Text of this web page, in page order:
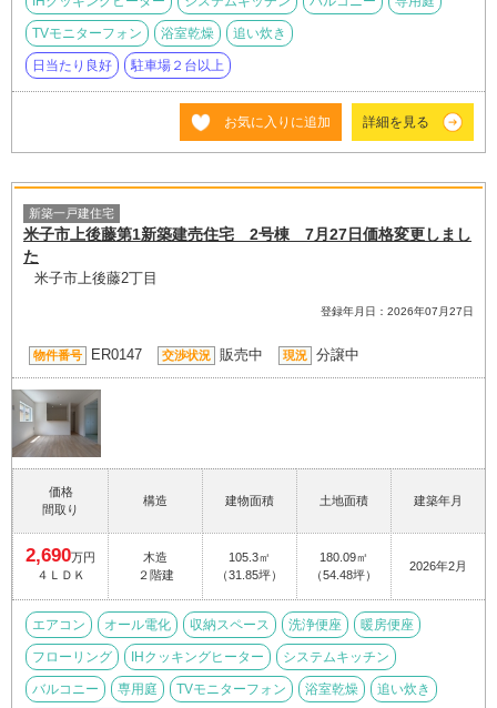
TVモニターフォン 浴室乾燥 追い炊き
日当たり良好 駐車場２台以上
お気に入りに追加 詳細を見る
新築一戸建住宅
米子市上後藤第1新築建売住宅 2号棟 7月27日価格変更しまし
た
米子市上後藤2丁目
登録年月日：2026年07月27日
物件番号 ER0147 交渉状況 販売中 現況 分譲中
価格
間取り
構造 建物面積 土地面積 建築年月
2,690万円
４ＬＤＫ
木造
２階建
105.3㎡
（31.85坪）
180.09㎡
（54.48坪）
2026年2月
エアコン オール電化 収納スペース 洗浄便座 暖房便座
フローリング IHクッキングヒーター システムキッチン
バルコニー 専用庭 TVモニターフォン 浴室乾燥 追い炊き